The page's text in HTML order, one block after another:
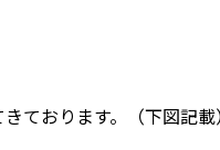
ております。（下図記載）